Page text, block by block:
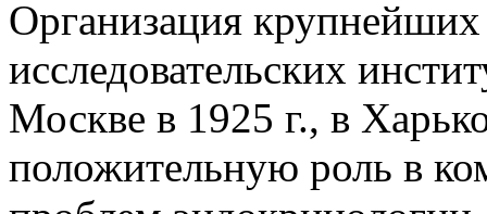
Организация
исследовательских
Москве в 1925 г., в
положительную роль в